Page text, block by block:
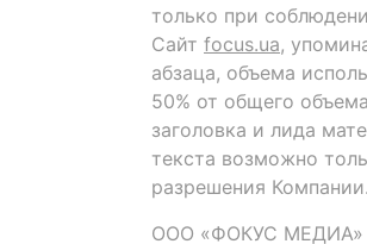
только при
Сайт focus.ua,
абзаца, объема
50% от общего
заголовка и лида
текста возможно
разрешения Компании.
ООО «ФОКУС МЕДИА»